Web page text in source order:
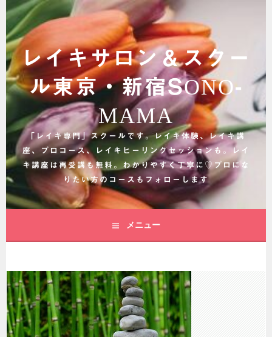
コ
ン
テ
ン
ツ
へ
ス
ッ
レイキサロン＆スクー
ル東京・新宿SONO-
MAMA
「レイキ専門」スクールです。レイキ体験、レイキ講
座、プロコース、レイキヒーリングセッションも。レイ
キ講座は再受講も無料。わかりやすく丁寧に♡プロにな
りたい方のコースもフォローします
メニュー